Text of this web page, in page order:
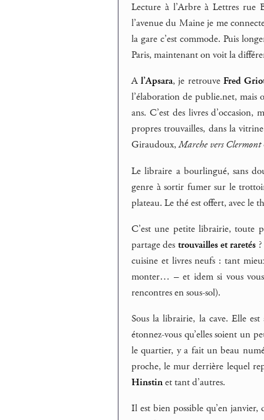
Lecture à l’Arbre à Lettres rue
l’avenue du Maine je me
la gare c’est commode. Puis
Paris, maintenant on voit la
Al’Apsara, je retrouve Fred
l’élaboration de publie.net, mais
ans. C’est des livres d’occasion,
propres trouvailles, dans la
Giraudoux,Marche vers Clermont
Le libraire a bourlingué, sans
genre à sortir fumer sur le
plateau. Le thé est offert, avec le
C’est une petite librairie, toute
partage des trouvailles et raretés
cuisine et livres neufs : tant
monter… – et idem si vous vous
rencontres en sous-sol).
Sous la librairie, la cave. Elle
étonnez-vous qu’elles soient un
le quartier, y a fait un beau
proche, le mur derrière lequel
Hinstinet tant d’autres.
Il est bien possible qu’en janvier,